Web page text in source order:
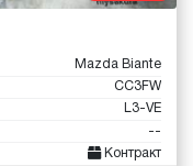
Mazda Biante
CC3FW
L3-VE
--
Контракт